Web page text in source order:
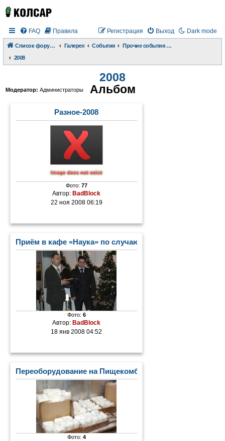
Dark mode
FAQ Правила Выход
Регистрация
Список форумов Галерея События
Прочие события и происшествия
2008
2008
Модератор: Администраторы Альбом
Разное-2008
Фото: 77
Автор:BadBlock
22 ноя 2008 06:19
Приём в кафе «Наука» по случаю Дня Российской
Фото: 6
Автор:BadBlock
18 янв 2008 04:52
Переоборудование на Пищекомбинате
Фото: 4